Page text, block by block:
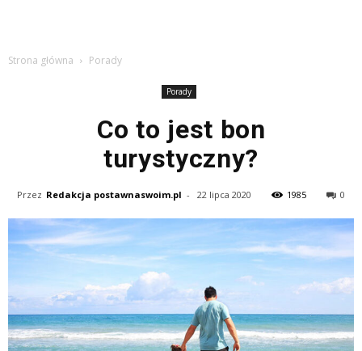
Strona główna Porady
Porady
Co to jest bon
turystyczny?
Przez Redakcja postawnaswoim.pl - 22 lipca 2020 1985 0